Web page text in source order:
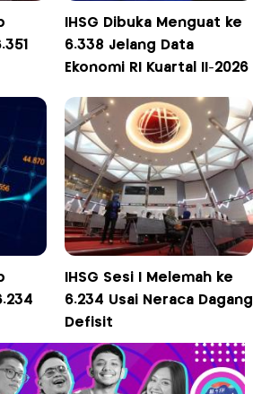
IHSG Dibuka Menguat ke
6.338 Jelang Data
Ekonomi RI Kuartal II-2026
IHSG Sesi I Melemah ke
6.234 Usai Neraca Dagang
Defisit